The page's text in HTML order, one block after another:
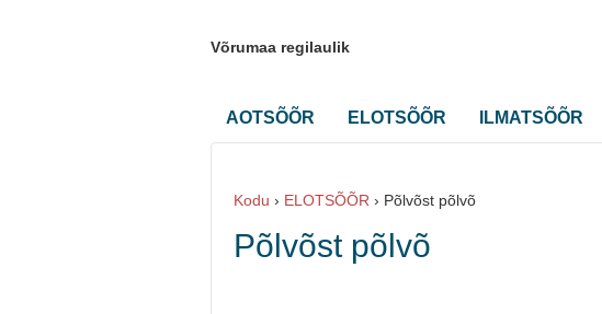
Võrumaa regilaulik
AOTSÕÕR ELOTSÕÕR ILMATSÕÕR
Kodu › ELOTSÕÕR › Põlvõst põlvõ
Põlvõst põlvõ